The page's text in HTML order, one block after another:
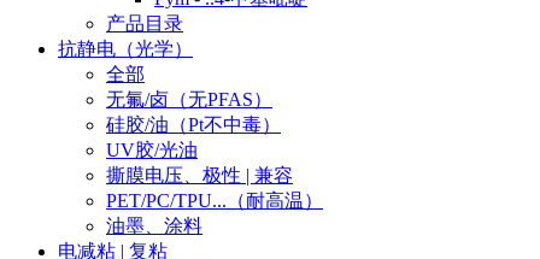
产品目录
抗静电（光学）
全部
无氟/卤（无PFAS）
硅胶/油（Pt不中毒）
UV胶/光油
撕膜电压、极性 | 兼容
PET/PC/TPU...（耐高温）
油墨、涂料
电减粘 | 复粘